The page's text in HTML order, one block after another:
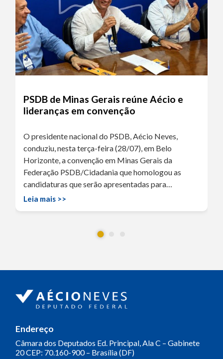
PSDB de Minas Gerais reúne Aécio e
lideranças em convenção
O presidente nacional do PSDB, Aécio Neves,
conduziu, nesta terça-feira (28/07), em Belo
Horizonte, a convenção em Minas Gerais da
Federação PSDB/Cidadania que homologou as
candidaturas que serão apresentadas para…
Leia mais >>
Endereço
Câmara dos Deputados Ed. Principal, Ala C – Gabinete
20CEP: 70.160-900 – Brasília (DF)